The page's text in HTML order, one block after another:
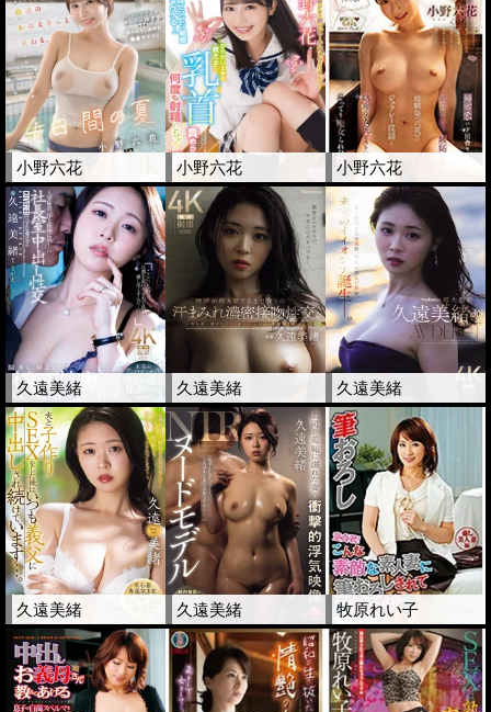
小野六花 小野六花 小野六花
久遠美緒 久遠美緒 久遠美緒
久遠美緒 久遠美緒 牧原れい子